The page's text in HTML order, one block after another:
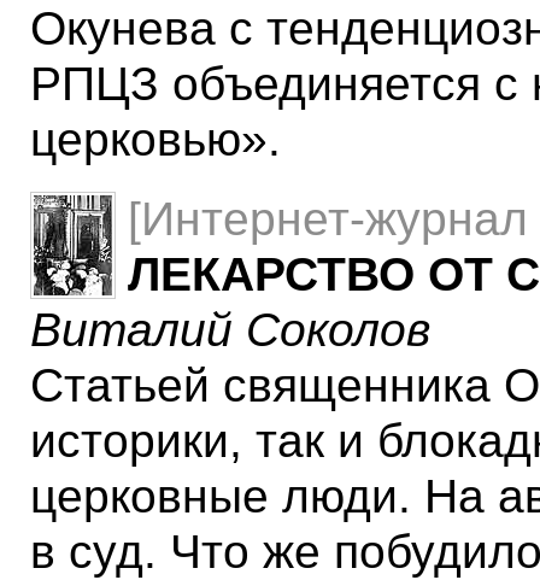
Окунева с
РПЦЗ объединяется с
церковью».
[Интернет-
ЛЕКАРСТВО ОТ
Виталий Соколов
Статьей священника
историки, так и
церковные люди. На
в суд. Что же